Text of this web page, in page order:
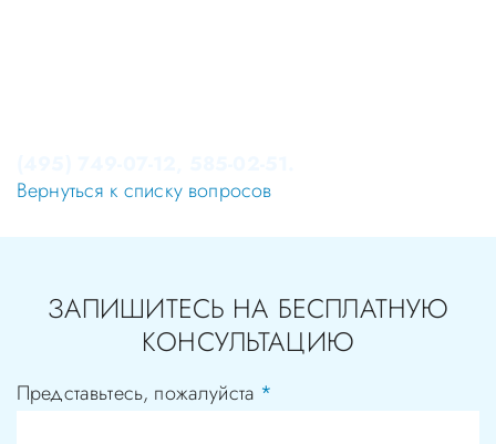
Вернуться к списку вопросов
ЗАПИШИТЕСЬ НА БЕСПЛАТНУЮ
КОНСУЛЬТАЦИЮ
Представьтесь, пожалуйста *